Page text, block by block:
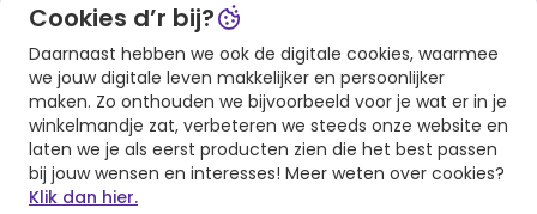
Download onze app
Cookies d’r bij?
Daarnaast hebben we ook de digitale cookies, waarmee
we jouw digitale leven makkelijker en persoonlijker
maken. Zo onthouden we bijvoorbeeld voor je wat er in je
winkelmandje zat, verbeteren we steeds onze website en
laten we je als eerst producten zien die het best passen
bij jouw wensen en interesses! Meer weten over cookies?
Klik dan hier.